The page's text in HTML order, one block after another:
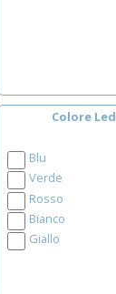
Colore Led
Blu
Verde
Rosso
Bianco
Giallo